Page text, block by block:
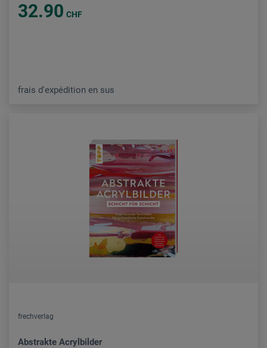
32.90 CHF
frais d'expédition en sus
frechverlag
Abstrakte Acrylbilder